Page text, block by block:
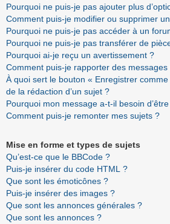
Pourquoi ne puis-je pas ajouter plus
Comment puis-je modifier ou supprimer
Pourquoi ne puis-je pas accéder à un
Pourquoi ne puis-je pas transférer de
Pourquoi ai-je reçu un avertissement ?
Comment puis-je rapporter des
À quoi sert le bouton « Enregistrer
de la rédaction d’un sujet ?
Pourquoi mon message a-t-il besoin
Comment puis-je remonter mes sujets ?
Mise en forme et types de sujets
Qu’est-ce que le BBCode ?
Puis-je insérer du code HTML ?
Que sont les émoticônes ?
Puis-je insérer des images ?
Que sont les annonces générales ?
Que sont les annonces ?